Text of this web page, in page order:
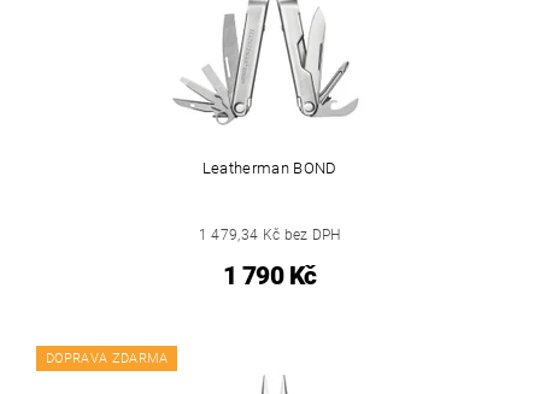
Leatherman BOND
1 479,34 Kč bez DPH
1 790 Kč
DOPRAVA ZDARMA